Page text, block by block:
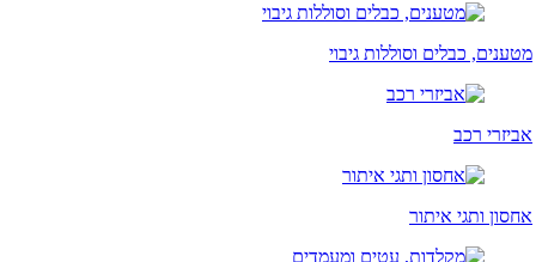
מטענים, כבלים וסוללות גיבוי
אביזרי רכב
אחסון ותגי איתור